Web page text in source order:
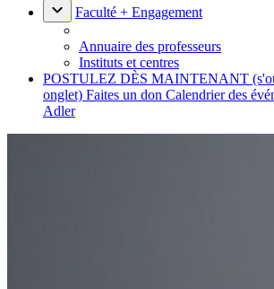
Faculté + Engagement
Annuaire des professeurs
Instituts et centres
POSTULEZ DÈS MAINTENANT
onglet) Faites un don Calendrier des
Adler